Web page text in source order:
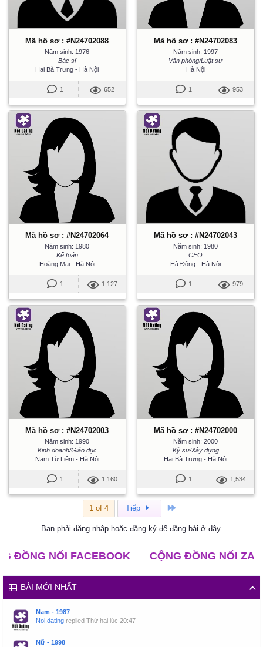
Mã hồ sơ : #N24702088
Năm sinh: 1976
Bác sĩ
Hai Bà Trưng - Hà Nội
1 652
Mã hồ sơ : #N24702083
Năm sinh: 1997
Văn phòng/Luật sư
Hà Nội
1 953
Mã hồ sơ : #N24702064
Năm sinh: 1980
Kế toán
Hoàng Mai - Hà Nội
1 1,127
Mã hồ sơ : #N24702043
Năm sinh: 1980
CEO
Hà Đông - Hà Nội
1 979
Mã hồ sơ : #N24702003
Năm sinh: 1990
Kinh doanh/Giáo dục
Nam Từ Liêm - Hà Nội
1 1,160
Mã hồ sơ : #N24702000
Năm sinh: 2000
Kỹ sư/Xây dựng
Hai Bà Trưng - Hà Nội
1 1,534
1 of 4 Tiếp
Bạn phải đăng nhập hoặc đăng ký để đăng bài ở đây.
NỐI FACEBOOK CỘNG ĐỒNG NỐI ZALO
BÀI MỚI NHẤT
Nam - 1987
Noi.dating replied Thứ hai lúc 20:47
Nữ - 1998